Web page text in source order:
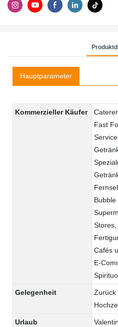
Hauptparameter
Kommerzieller Käufer
Fast
Bubble
Cafés
E-
Gelegenheit
Zurück
Urlaub